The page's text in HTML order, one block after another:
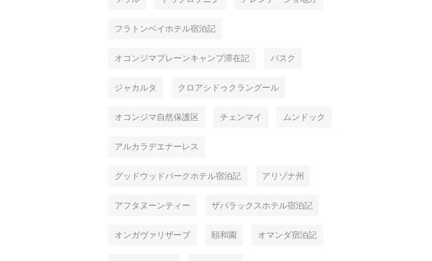
フラトンベイホテル宿泊記
オコンジマプレーンキャンプ滞在記 バスク
ジャカルタ クロアシドゥクラングール
オコンジマ自然保護区 チェンマイ ムンドック
アルカラデエナーレス
グッドウッドパークホテル宿泊記 アリゾナ州
アフタヌーンティー ザバラックスホテル宿泊記
オンガヴァリザーブ 頤和園 オマンダ宿泊記